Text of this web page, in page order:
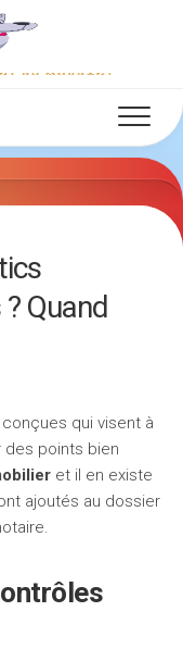
Quand
qui visent à
des points bien
et il en existe
ajoutés au dossier